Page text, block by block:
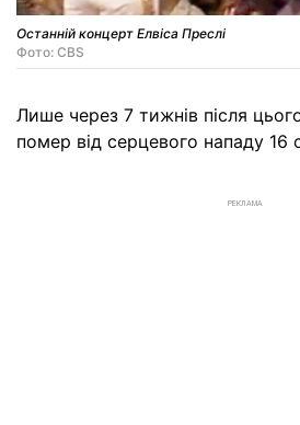
Останній концерт Елвіса Преслі
Фото: CBS
Лише через 7 тижнів після
помер від серцевого нападу 16
РЕКЛАМА